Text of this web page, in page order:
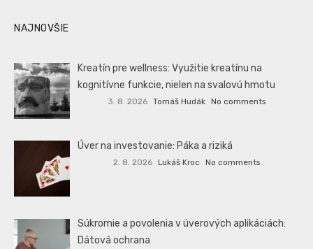
NAJNOVŠIE
Kreatín pre wellness: Využitie kreatínu na
kognitívne funkcie, nielen na svalovú hmotu
3. 8. 2026 Tomáš Hudák No comments
Úver na investovanie: Páka a riziká
2. 8. 2026 Lukáš Kroc No comments
Súkromie a povolenia v úverových aplikáciách:
Dátová ochrana